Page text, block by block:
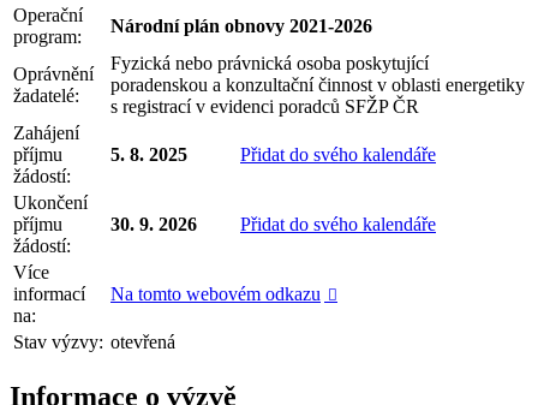
Operační
program:
Národní plán obnovy 2021-2026
Oprávnění
žadatelé:
Fyzická nebo právnická osoba poskytující
poradenskou a konzultační činnost v oblasti energetiky
s registrací v evidenci poradců SFŽP ČR
Zahájení
příjmu
žádostí:
5. 8. 2025 Přidat do svého kalendáře
Ukončení
příjmu
žádostí:
30. 9. 2026 Přidat do svého kalendáře
Více
informací
na:
Na tomto webovém odkazu 
Stav výzvy: otevřená
Informace o výzvě